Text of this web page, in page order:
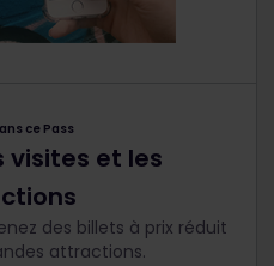
ce Pass
visites et les
des billets à prix réduit
attractions.